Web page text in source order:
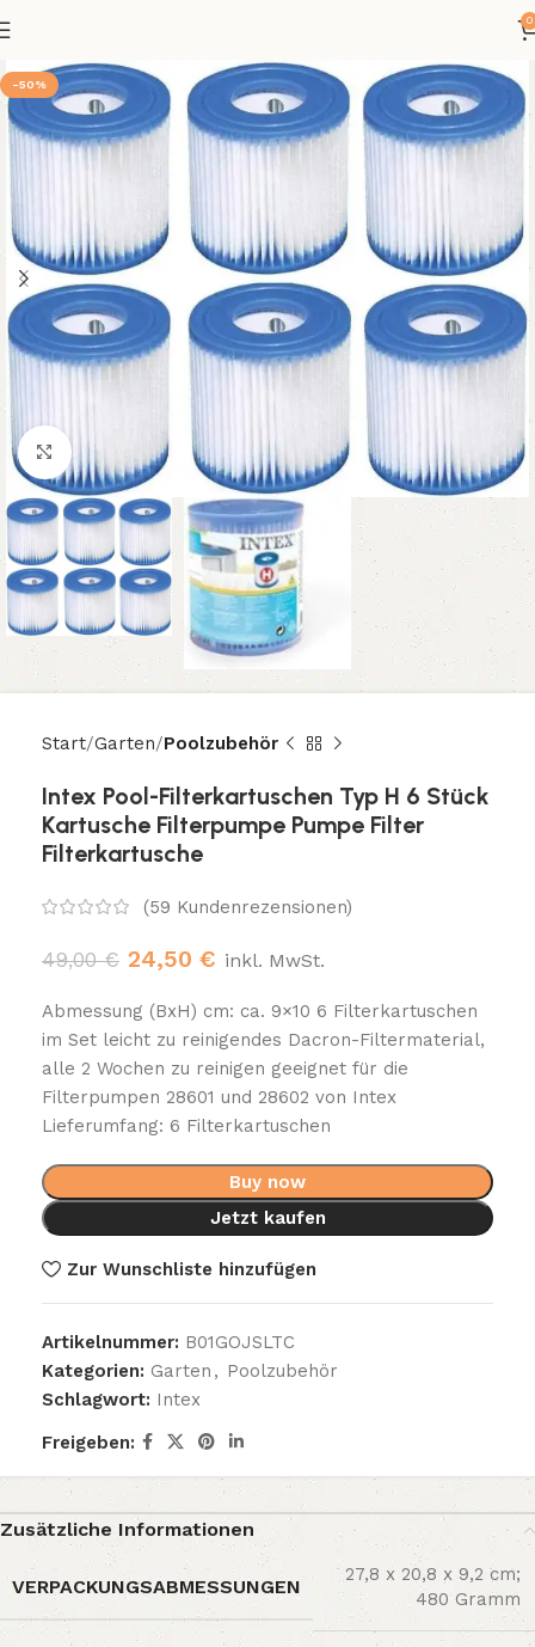
0
-50%
Klicken um zu vergrößern
Start Garten Poolzubehör
Intex Pool-Filterkartuschen Typ H 6 Stück
Kartusche Filterpumpe Pumpe Filter
Filterkartusche
(59 Kundenrezensionen)
49,00€ 24,50 € inkl. MwSt.
Abmessung (BxH) cm: ca. 9×10 6 Filterkartuschen
im Set leicht zu reinigendes Dacron-Filtermaterial,
alle 2 Wochen zu reinigen geeignet für die
Filterpumpen 28601 und 28602 von Intex
Lieferumfang: 6 Filterkartuschen
Buy now
Jetzt kaufen
Zur Wunschliste hinzufügen
Artikelnummer: B01GOJSLTC
Kategorien: Garten , Poolzubehör
Schlagwort: Intex
Freigeben:
Zusätzliche Informationen
VERPACKUNGSABMESSUNGEN
‎27,8 x 20,8 x 9,2 cm;
480 Gramm